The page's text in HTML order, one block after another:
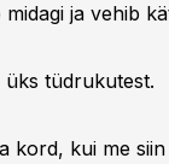
ja vehib
üks tüdrukutest.
kord, kui me